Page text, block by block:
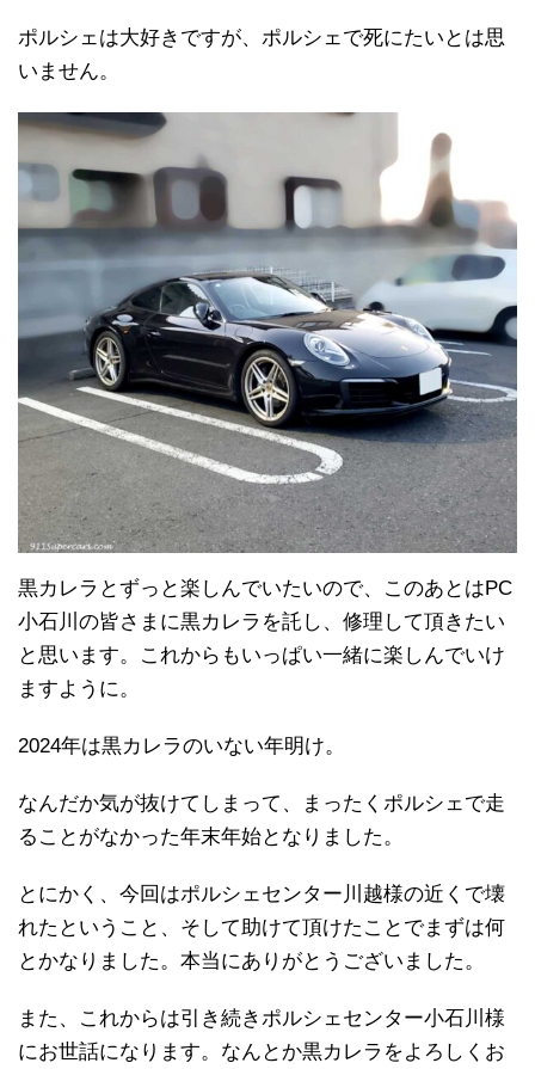
ポルシェは大好きですが、ポルシェで死にたいとは思
いません。
黒カレラとずっと楽しんでいたいので、このあとはPC
小石川の皆さまに黒カレラを託し、修理して頂きたい
と思います。これからもいっぱい一緒に楽しんでいけ
ますように。
2024年は黒カレラのいない年明け。
なんだか気が抜けてしまって、まったくポルシェで走
ることがなかった年末年始となりました。
とにかく、今回はポルシェセンター川越様の近くで壊
れたということ、そして助けて頂けたことでまずは何
とかなりました。本当にありがとうございました。
また、これからは引き続きポルシェセンター小石川様
にお世話になります。なんとか黒カレラをよろしくお